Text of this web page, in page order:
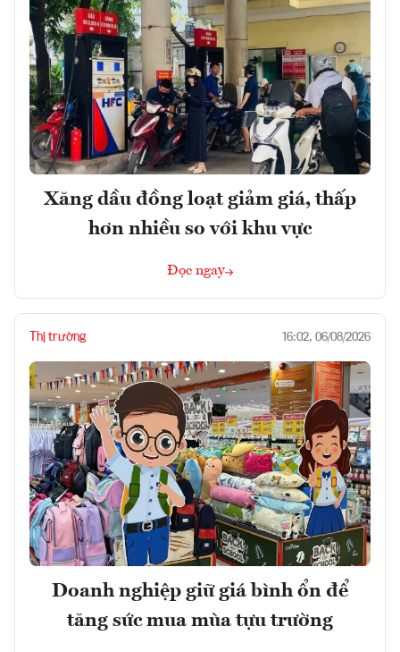
Xăng dầu đồng loạt giảm giá, thấp
hơn nhiều so với khu vực
Đọc ngay
Thị trường 16:02, 06/08/2026
Doanh nghiệp giữ giá bình ổn để
tăng sức mua mùa tựu trường